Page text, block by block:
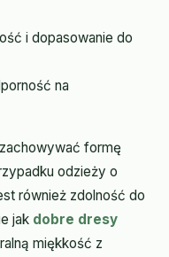
i dopasowanie do
na
formę
odzieży o
również zdolność do
jak dobre dresy
miękkość z